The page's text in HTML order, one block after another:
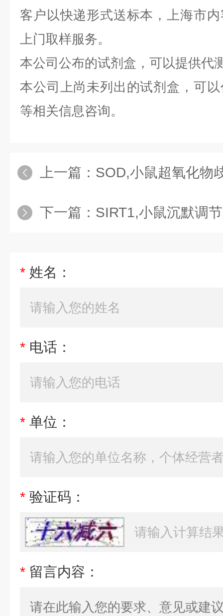
客户以快递形式送标本，上海市
上门取样服务。
本公司公布的试剂盒，可以提供代
本公司上尚未列出的试剂盒，可
等相关信息咨询。
上一篇： SOD,小鼠超氧化物歧
下一篇： SIRT1,小鼠沉默调
* 姓名：
* 电话：
* 单位：
* 验证码：
* 留言内容：